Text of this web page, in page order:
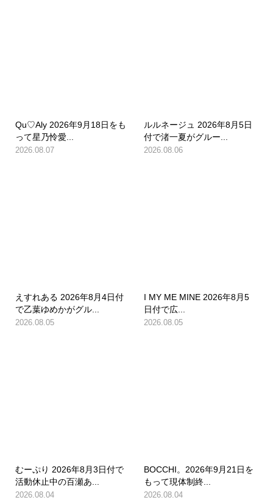
Qu♡Aly 2026年9月18日をも
って星乃怜愛...
2026.08.07
ルルネージュ 2026年8月5日
付で渚一夏がグルー...
2026.08.06
えすれある 2026年8月4日付
で乙葉ゆめかがグル...
2026.08.05
I MY ME MINE 2026年8月5
日付で広...
2026.08.05
むーぷり 2026年8月3日付で
活動休止中の百瀬あ...
2026.08.04
BOCCHI。2026年9月21日を
もって現体制終...
2026.08.04